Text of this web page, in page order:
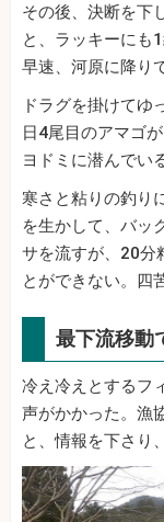
その後、決断を下
と、ラッキーにも
早速、河原に降り
ドラグを掛けてゆ
日4尾目のアマゴ
ヨドミに潜んでい
寒さと粘りの釣り
を生かして、バッ
サを流すが、20分
とができない。四
最下流移動
冷え冷えとするフ
声がかかった。漁
と、情報を下さり